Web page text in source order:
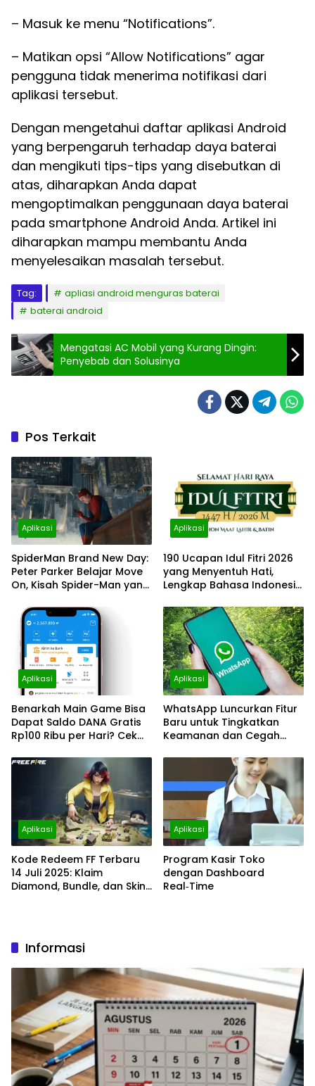
– Masuk ke menu “Notifications”.
– Matikan opsi “Allow Notifications” agar
pengguna tidak menerima notifikasi dari
aplikasi tersebut.
Dengan mengetahui daftar aplikasi Android
yang berpengaruh terhadap daya baterai
dan mengikuti tips-tips yang disebutkan di
atas, diharapkan Anda dapat
mengoptimalkan penggunaan daya baterai
pada smartphone Android Anda. Artikel ini
diharapkan mampu membantu Anda
menyelesaikan masalah tersebut.
Tag:
apliasi android menguras baterai
baterai android
Mengatasi AC Mobil yang Kurang Dingin:
Penyebab dan Solusinya
Pos Terkait
Aplikasi
SpiderMan Brand New Day:
Peter Parker Belajar Move
On, Kisah Spider-Man yang
Emosi
Aplikasi
190 Ucapan Idul Fitri 2026
yang Menyentuh Hati,
Lengkap Bahasa Indonesia
Aplikasi
Benarkah Main Game Bisa
Dapat Saldo DANA Gratis
Rp100 Ribu per Hari? Cek
Aplikasi
WhatsApp Luncurkan Fitur
Baru untuk Tingkatkan
Keamanan dan Cegah
Aplikasi
Kode Redeem FF Terbaru
14 Juli 2025: Klaim
Diamond, Bundle, dan Skin
Aplikasi
Program Kasir Toko
dengan Dashboard
Real‑Time
Informasi